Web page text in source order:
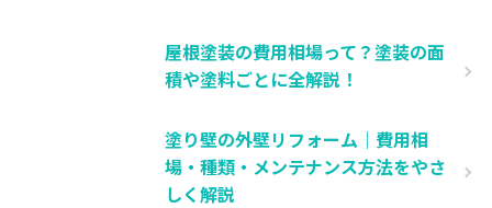
屋根塗装の費用相場って？塗装の面
積や塗料ごとに全解説！
塗り壁の外壁リフォーム｜費用相
場・種類・メンテナンス方法をやさ
しく解説